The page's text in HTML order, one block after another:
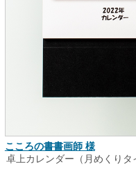
こころの書書画師 様
卓上カレンダー（月めくりタ